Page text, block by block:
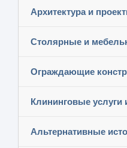
Архитектура и
Столярные и
Ограждающие
Клининговые услуги
Альтернативные